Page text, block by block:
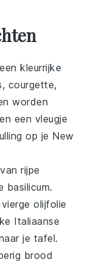
kleurrijke
, courgette,
worden
en een vleugje
op je New
vanrijpe
basilicum.
olijfolie
Italiaanse
je tafel.
brood